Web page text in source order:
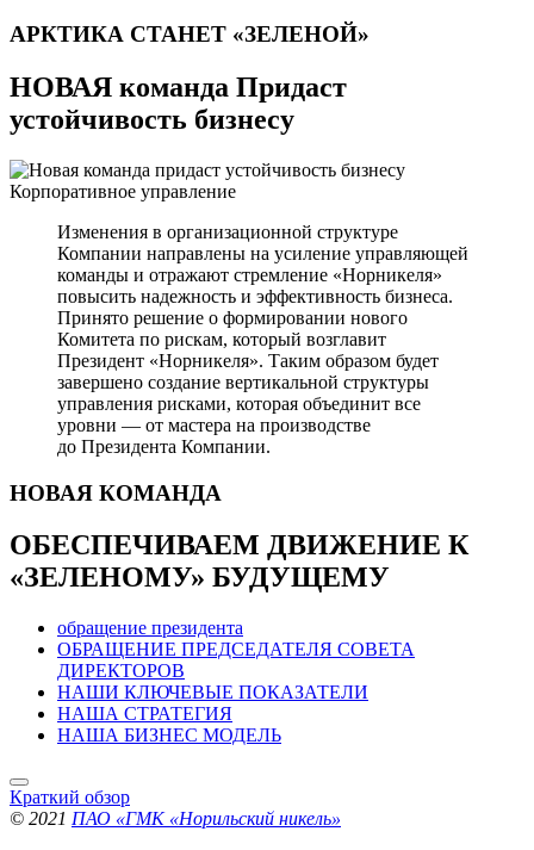
АРКТИКА СТАНЕТ «ЗЕЛЕНОЙ»
НОВАЯ команда Придаст
устойчивость бизнесу
Корпоративное управление
Изменения в организационной структуре
Компании направлены на усиление управляющей
команды и отражают стремление «Норникеля»
повысить надежность и эффективность бизнеса.
Принято решение о формировании нового
Комитета по рискам, который возглавит
Президент «Норникеля». Таким образом будет
завершено создание вертикальной структуры
управления рисками, которая объединит все
уровни — от мастера на производстве
до Президента Компании.
НОВАЯ КОМАНДА
ОБЕСПЕЧИВАЕМ ДВИЖЕНИЕ К
«ЗЕЛЕНОМУ» БУДУЩЕМУ
обращение президента
ОБРАЩЕНИЕ ПРЕДСЕДАТЕЛЯ СОВЕТА
ДИРЕКТОРОВ
НАШИ КЛЮЧЕВЫЕ ПОКАЗАТЕЛИ
НАША СТРАТЕГИЯ
НАША БИЗНЕС МОДЕЛЬ
Краткий обзор
© 2021 ПАО «ГМК «Норильский никель»